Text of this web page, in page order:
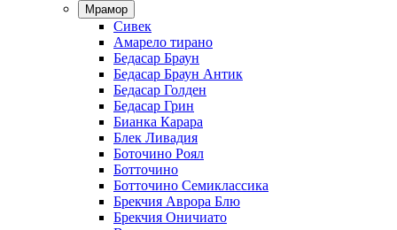
Мрамор
Сивек
Амарело тирано
Бедасар Браун
Бедасар Браун Антик
Бедасар Голден
Бедасар Грин
Бианка Карара
Блек Ливадия
Боточино Роял
Ботточино
Ботточино Семиклассика
Брекчия Аврора Блю
Брекчия Оничиато